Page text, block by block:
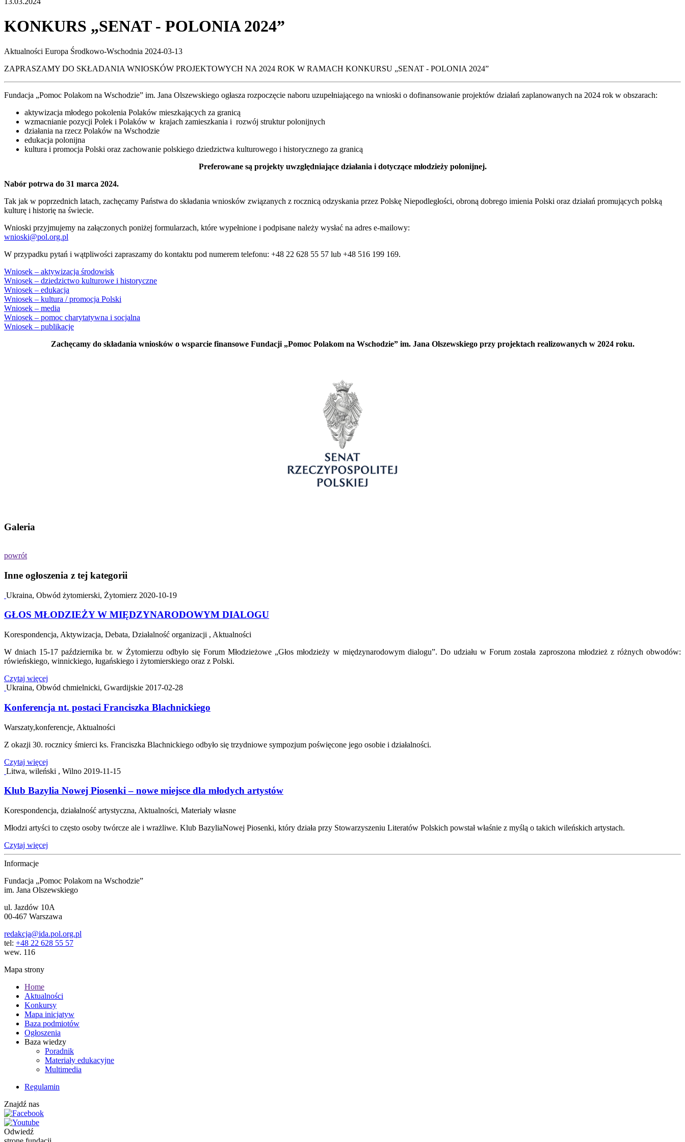
KONKURS „SENAT - POLONIA 2024”
Aktualności Europa Środkowo-Wschodnia 2024-03-13
ZAPRASZAMY DO SKŁADANIA WNIOSKÓW PROJEKTOWYCH NA 2024 ROK W RAMACH KONKURSU „SENAT - POLONIA 2024”
Fundacja „Pomoc Polakom na Wschodzie” im. Jana Olszewskiego ogłasza rozpoczęcie naboru uzupełniającego na wnioski o dofinansowanie projektów działań zaplanowanych na 2024 rok w obszarach:
aktywizacja młodego pokolenia Polaków mieszkających za granicą
wzmacnianie pozycji Polek i Polaków w krajach zamieszkania i rozwój struktur polonijnych
działania na rzecz Polaków na Wschodzie
edukacja polonijna
kultura i promocja Polski oraz zachowanie polskiego dziedzictwa kulturowego i historycznego za granicą
Preferowane są projekty uwzględniające działania i dotyczące młodzieży polonijnej.
Nabór potrwa do 31 marca 2024.
Tak jak w poprzednich latach, zachęcamy Państwa do składania wniosków związanych z rocznicą odzyskania przez Polskę Niepodległości, obroną dobrego imienia Polski oraz działań promujących polską
kulturę i historię na świecie.
Wnioski przyjmujemy na załączonych poniżej formularzach, które wypełnione i podpisane należy wysłać na adres e-mailowy:
wnioski@pol.org.pl
W przypadku pytań i wątpliwości zapraszamy do kontaktu pod numerem telefonu: +48 22 628 55 57 lub +48 516 199 169.
Wniosek – aktywizacja środowisk
Wniosek – dziedzictwo kulturowe i historyczne
Wniosek – edukacja
Wniosek – kultura / promocja Polski
Wniosek – media
Wniosek – pomoc charytatywna i socjalna
Wniosek – publikacje
Zachęcamy do składania wniosków o wsparcie finansowe Fundacji „Pomoc Polakom na Wschodzie” im. Jana Olszewskiego przy projektach realizowanych w 2024 roku.
Galeria
powrót
Inne ogłoszenia z tej kategorii
Ukraina, Obwód żytomierski, Żytomierz 2020-10-19
GŁOS MŁODZIEŻY W MIĘDZYNARODOWYM DIALOGU
Korespondencja, Aktywizacja, Debata, Działalność organizacji , Aktualności
W dniach 15-17 października br. w Żytomierzu odbyło się Forum Młodzieżowe „Głos młodzieży w międzynarodowym dialogu”. Do udziału w Forum została zaproszona młodzież z różnych obwodów:
rówieńskiego, winnickiego, ługańskiego i żytomierskiego oraz z Polski.
Czytaj więcej
Ukraina, Obwód chmielnicki, Gwardijskie 2017-02-28
Konferencja nt. postaci Franciszka Blachnickiego
Warszaty,konferencje, Aktualności
Z okazji 30. rocznicy śmierci ks. Franciszka Blachnickiego odbyło się trzydniowe sympozjum poświęcone jego osobie i działalności.
Czytaj więcej
Litwa, wileński , Wilno 2019-11-15
Klub Bazylia Nowej Piosenki – nowe miejsce dla młodych artystów
Korespondencja, działalność artystyczna, Aktualności, Materiały własne
Młodzi artyści to często osoby twórcze ale i wrażliwe. Klub BazyliaNowej Piosenki, który działa przy Stowarzyszeniu Literatów Polskich powstał właśnie z myślą o takich wileńskich artystach.
Czytaj więcej
Informacje
Fundacja „Pomoc Polakom na Wschodzie”
im. Jana Olszewskiego
ul. Jazdów 10A
00-467 Warszawa
redakcja@ida.pol.org.pl
tel: +48 22 628 55 57
wew. 116
Mapa strony
Home
Aktualności
Konkursy
Mapa inicjatyw
Baza podmiotów
Ogłoszenia
Baza wiedzy
Poradnik
Materiały edukacyjne
Multimedia
Regulamin
Znajdź nas
Odwiedź